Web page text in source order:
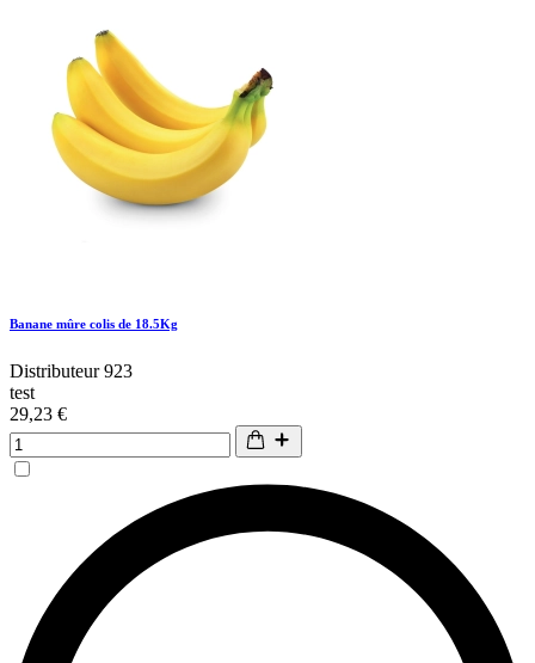
Banane mûre colis de 18.5Kg
Distributeur 923
test
29,23 €